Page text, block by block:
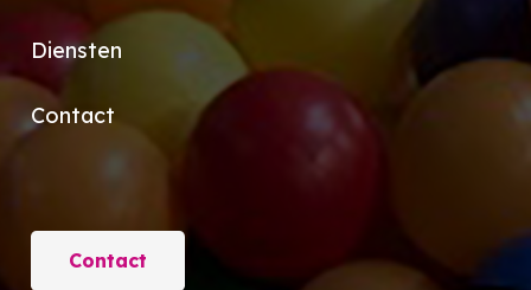
Diensten
Contact
Contact